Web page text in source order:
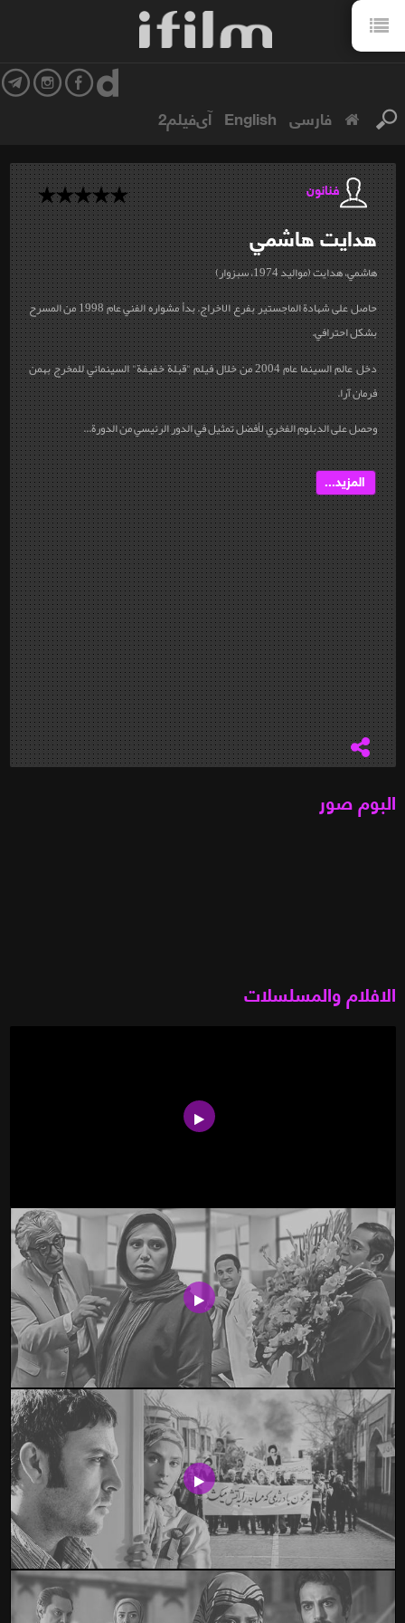
فارسی English آی‌فیلم2
فنانون
هدايتهاشمي
هاشمي، هدايت (مواليد 1974، سبزوار)
حاصل على شهادة الماجستير بفرع الاخراج. بدأ مشواره الفني عام 1998 من المسرح
بشكل احترافي.
دخل عالم السينما عام 2004 من خلال فيلم "قبلة خفيفة" السينمائي للمخرج بهمن
فرمان آرا.
وحصل على الدبلوم الفخري لأفضل تمثيل في الدور الرئيسي من الدورة...
المزيد...
البوم صور
الافلام والمسلسلات